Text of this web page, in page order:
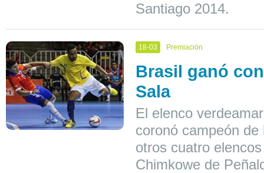
Santiago 2014.
18-03 Premiación
Brasil ganó
Sala
El elenco
coronó campeón
otros cuatro
Chimkowe de